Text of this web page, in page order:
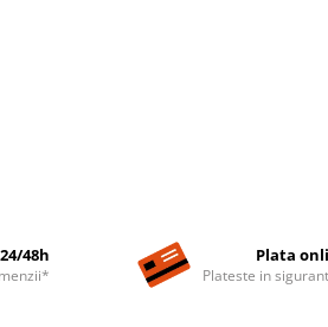
48h Plata
Plateste in